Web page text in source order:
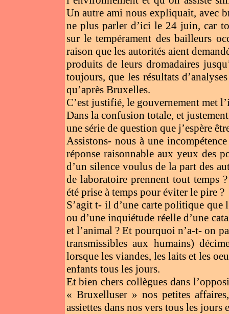
Un autre ami nous expliquait, avec
ne plus parler d’ici le 24 juin, car
sur le tempérament des bailleurs
raison que les autorités aient
produits de leurs dromadaires
toujours, que les résultats
qu’après Bruxelles.
C’est justifié, le gouvernement met
Dans la confusion totale, et
une série de question que j’espère
Assistons- nous à une
réponse raisonnable aux yeux des
d’un silence voulus de la part des
de laboratoire prennent tout temps
été prise à temps pour éviter le pire ?
S’agit t- il d’une carte politique
ou d’une inquiétude réelle d’une
et l’animal ? Et pourquoi n’a-t- on
transmissibles aux humains)
lorsque les viandes, les laits et les
enfants tous les jours.
Et bien chers collègues dans
« Bruxelluser » nos petites
assiettes dans nos vers tous les